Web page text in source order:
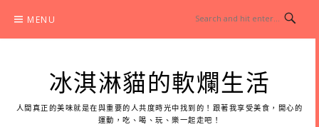
content
MENU
冰淇淋貓的軟爛生活
人間真正的美味就是在與重要的人共度時光中找到的！跟著我享受美食，開心的
運動，吃、喝、玩、樂一起走吧！